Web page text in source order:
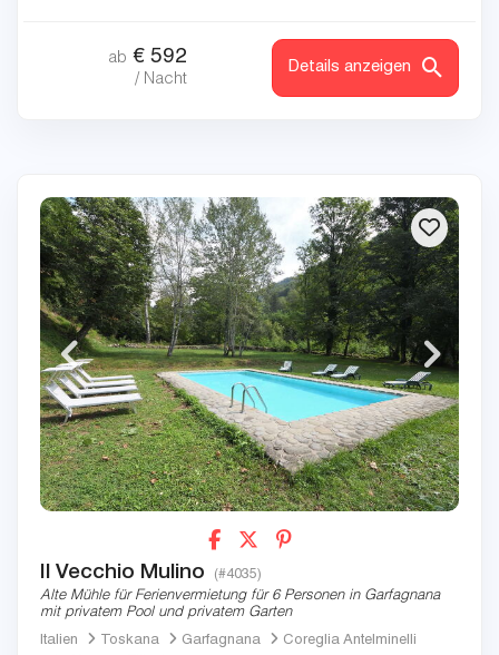
ab € 592
/ Nacht
Details anzeigen
Il Vecchio Mulino (#4035)
Alte Mühle für Ferienvermietung für 6 Personen in Garfagnana
mit privatem Pool und privatem Garten
Italien
Toskana Garfagnana
Coreglia Antelminelli